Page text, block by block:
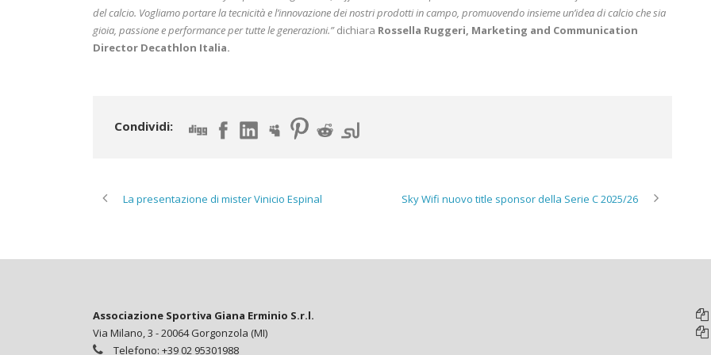
del calcio. Vogliamo portare la tecnicità e l’innovazione dei nostri prodotti in campo, promuovendo insieme un’idea di calcio che sia
gioia, passione e performance per tutte le generazioni.”dichiara Rossella Ruggeri, Marketing and Communication
Director Decathlon Italia.
Condividi:
La presentazione di mister Vinicio Espinal Sky Wifi nuovo title sponsor della Serie C 2025/26
Associazione Sportiva Giana Erminio S.r.l.
Via Milano, 3 - 20064 Gorgonzola (MI)
Telefono: +39 02 95301988